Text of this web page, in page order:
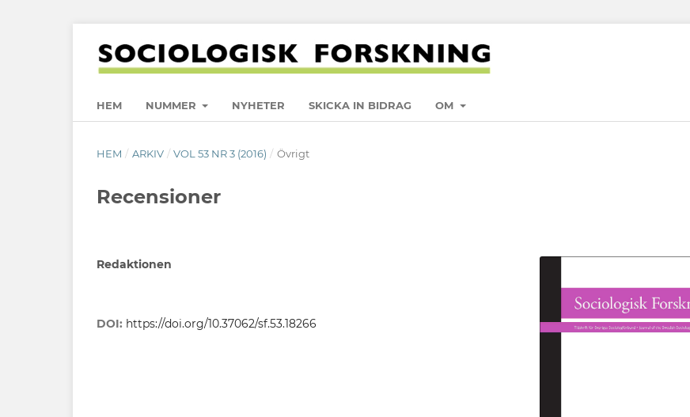
HEM NUMMER NYHETER SKICKA IN BIDRAG OM
HEM / ARKIV / VOL 53 NR 3 (2016) / Övrigt
Recensioner
Redaktionen
DOI: https://doi.org/10.37062/sf.53.18266